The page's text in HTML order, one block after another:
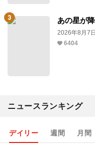
あの星が
2026年8月7
6404
ニュースランキング
デイリー 週間 月間